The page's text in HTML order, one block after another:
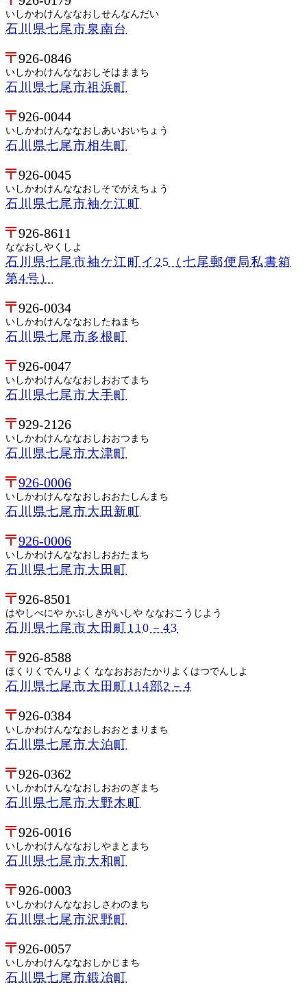
いしかわけんななおしせんなんだい
石川県七尾市泉南台
926-0846
いしかわけんななおしそはままち
石川県七尾市祖浜町
926-0044
いしかわけんななおしあいおいちょう
石川県七尾市相生町
926-0045
いしかわけんななおしそでがえちょう
石川県七尾市袖ケ江町
926-8611
ななおしやくしよ
石川県七尾市袖ケ江町イ25（七尾郵便局私書箱
第4号）
926-0034
いしかわけんななおしたねまち
石川県七尾市多根町
926-0047
いしかわけんななおしおおてまち
石川県七尾市大手町
929-2126
いしかわけんななおしおおつまち
石川県七尾市大津町
926-0006
いしかわけんななおしおおたしんまち
石川県七尾市大田新町
926-0006
いしかわけんななおしおおたまち
石川県七尾市大田町
926-8501
はやしべにや かぶしきがいしや ななおこうじよう
石川県七尾市大田町110－43
926-8588
ほくりくでんりよく ななおおおたかりよくはつでんしよ
石川県七尾市大田町114部2－4
926-0384
いしかわけんななおしおおとまりまち
石川県七尾市大泊町
926-0362
いしかわけんななおしおおのぎまち
石川県七尾市大野木町
926-0016
いしかわけんななおしやまとまち
石川県七尾市大和町
926-0003
いしかわけんななおしさわのまち
石川県七尾市沢野町
926-0057
いしかわけんななおしかじまち
石川県七尾市鍛冶町